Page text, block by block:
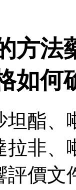
方法
如何
坦酯
拉非
評價文